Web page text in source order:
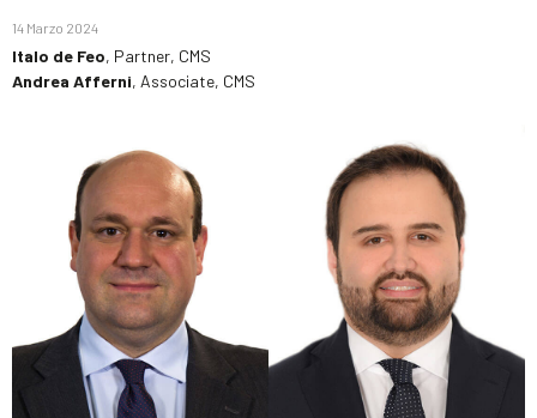
14 Marzo 2024
Italo de Feo, Partner, CMS
Andrea Afferni, Associate, CMS